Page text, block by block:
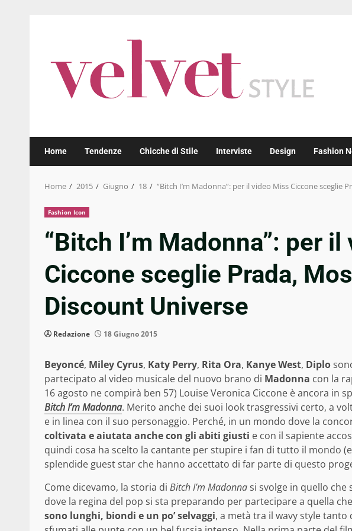
Home Tendenze Chicche di Stile Interviste Design Fashion
Home 2015 Giugno 18 “Bitch I’m Madonna”: per il video Miss Ciccone sceglie
Fashion Icon
“Bitch I’m Madonna”: per
Ciccone sceglie Prada,
Discount Universe
Redazione 18 Giugno 2015
Beyoncé, Miley Cyrus, Katy Perry, Rita Ora, Kanye West, Diplo
partecipato al video musicale del nuovo brano di Madonna con la
16 agosto ne compirà ben 57) Louise Veronica Ciccone è ancora in
Bitch I’m Madonna. Merito anche dei suoi look trasgressivi certo, a
e in linea con il suo personaggio. Perché, in un mondo dove la
coltivata e aiutata anche con gli abiti giusti e con il sapiente
quindi cosa ha scelto la cantante per stupire i fan di tutto il mondo
splendide guest star che hanno accettato di far parte di questo
Come dicevamo, la storia di Bitch I’m Madonnasi svolge in quello che
dove la regina del pop si sta preparando per partecipare a quella
sono lunghi, biondi e un po’ selvaggi, a metà tra il wavy style